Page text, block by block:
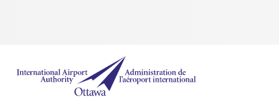
Administration de l’aéroport international d'Ottawa